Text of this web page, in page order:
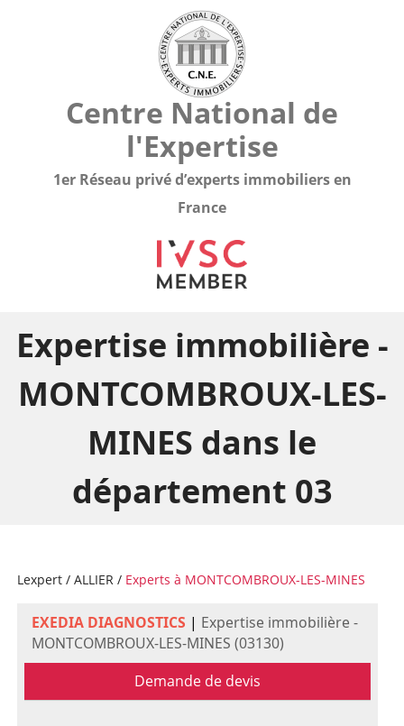
Centre National de
l'Expertise
1er Réseau privé d’experts immobiliers en
France
Expertise immobilière -
MONTCOMBROUX-LES-
MINES dans le
département 03
Lexpert/ ALLIER/ Experts à MONTCOMBROUX-LES-MINES
EXEDIA DIAGNOSTICS | Expertise immobilière -
MONTCOMBROUX-LES-MINES (03130)
Demande de devis